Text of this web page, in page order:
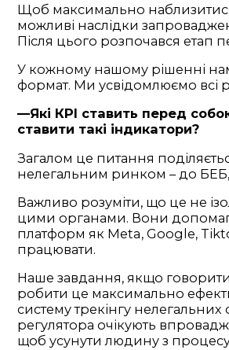
Щоб максимально
можливі наслідки
Після цього розпочався етап
У кожному нашому рішенні
формат. Ми усвідомлюємо всі
—Які КРІ ставить перед
ставити такі індикатори?
Загалом це питання
нелегальним ринком – до
Важливо розуміти, що це не
цими органами. Вони
платформ як Meta, Google,
працювати.
Наше завдання, якщо
робити це максимально
систему трекінгу
регулятора очікують
щоб усунути людину з